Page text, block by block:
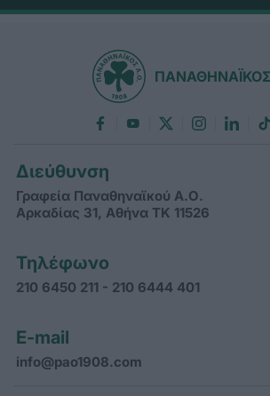
Διεύθυνση
Γραφεία Παναθηναϊκού Α.Ο.
Αρκαδίας 31, Αθήνα ΤΚ 11526
Τηλέφωνο
210 6450 211 - 210 6444 401
E-mail
info@pao1908.com